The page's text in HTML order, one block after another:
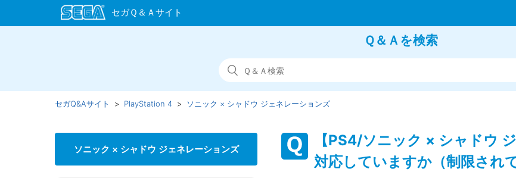
Ｑ＆Ａを検索
セガQ&Aサイト PlayStation 4 ソニック × シャドウ ジェネレーションズ
ソニック × シャドウ ジェネレーションズ
【PS4/ソニック × シャドウ
対応していますか（制限され